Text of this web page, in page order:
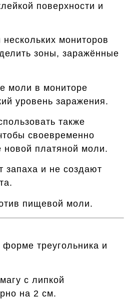
поверхности и
мониторов
зоны, заражённые
моли в мониторе
уровень заражения.
также
своевременно
новой платяной моли.
и не создают
пищевой моли.
треугольника и
с липкой
на 2 см.